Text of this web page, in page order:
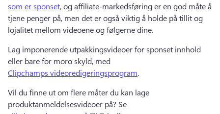
som er sponset, og affiliate-markedsføring er en god måte å
tjene penger på, men det er også viktig å holde på tillit og
lojalitet mellom videoene og følgerne dine.
Lag imponerende utpakkingsvideoer for sponset innhold
eller bare for moro skyld, med
Clipchamps videoredigeringsprogram.
Vil du finne ut om flere måter du kan lage
produktanmeldelsesvideoer på? Se